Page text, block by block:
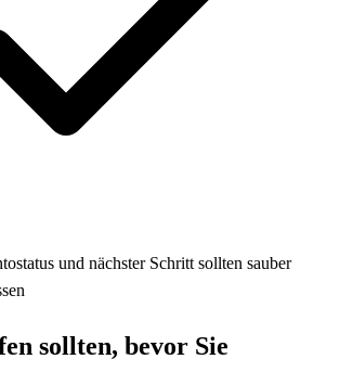
und nächster Schritt sollten sauber
sollten, bevor Sie